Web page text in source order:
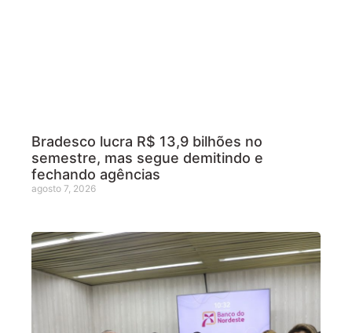
Bradesco lucra R$ 13,9 bilhões no
semestre, mas segue demitindo e
fechando agências
agosto 7, 2026